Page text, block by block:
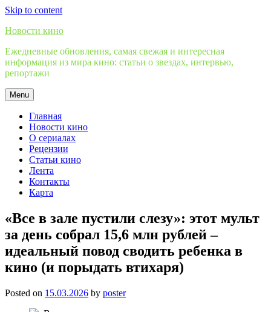
Skip to content
Новости кино
Ежедневные обновления, самая свежая и интересная
информация из мира кино: статьи о звездах, интервью,
репортажи
Menu
Главная
Новости кино
О сериалах
Рецензии
Статьи кино
Лента
Контакты
Карта
«Все в зале пустили слезу»: этот мульт
за день собрал 15,6 млн рублей –
идеальный повод сводить ребенка в
кино (и порыдать втихаря)
Posted on 15.03.2026 by poster